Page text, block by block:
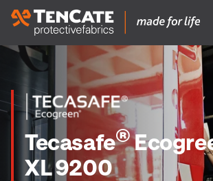
Tecasafe®
XL 9200